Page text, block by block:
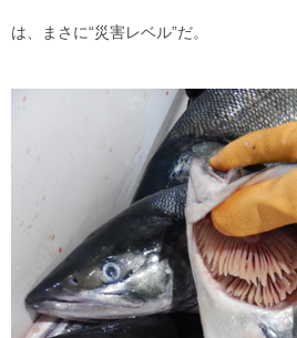
は、まさに“災害レベル”だ。